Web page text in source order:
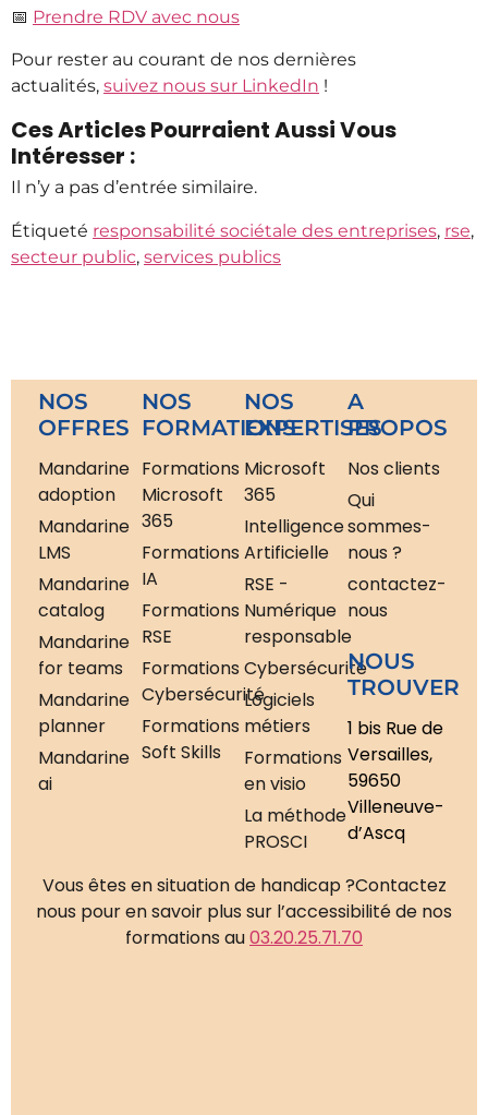
📅 Prendre RDV avec nous
Pour rester au courant de nos dernières
actualités, suivez nous sur LinkedIn !
Ces Articles Pourraient Aussi Vous
Intéresser :
Il n’y a pas d’entrée similaire.
Étiqueté responsabilité sociétale des entreprises, rse,
secteur public, services publics
NOS
OFFRES
Mandarine
adoption
Mandarine
LMS
Mandarine
catalog
Mandarine
for teams
Mandarine
planner
Mandarine
ai
NOS
FORMATIONS
Formations
Microsoft
365
Formations
IA
Formations
RSE
Formations
Cybersécurité
Formations
Soft Skills
NOS
EXPERTISES
Microsoft
365
Intelligence
Artificielle
RSE -
Numérique
responsable
Cybersécurité
Logiciels
métiers
Formations
en visio
La méthode
PROSCI
A
PROPOS
Nos clients
Qui
sommes-
nous ?
contactez-
nous
NOUS
TROUVER
1 bis Rue de
Versailles,
59650
Villeneuve-
d’Ascq
Vous êtes en situation de handicap ?Contactez
nous pour en savoir plus sur l’accessibilité de nos
formations au03.20.25.71.70